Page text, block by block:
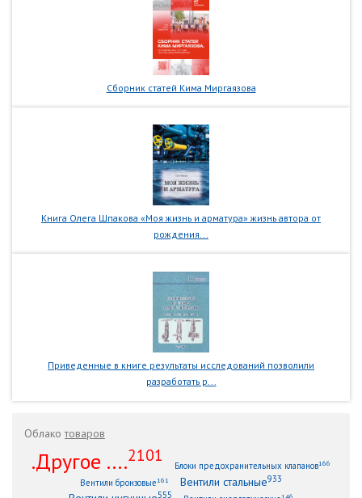
Сборник статей Кима Миргаязова
Книга Олега Шпакова «Моя жизнь и арматура» жизнь автора от
рождения...
Приведенные в книге результаты исследований позволили
разработать р...
Облакотоваров
.Другое ....2101
Блоки предохранительных клапанов166
Вентили бронзовые161 Вентили стальные933
555 146